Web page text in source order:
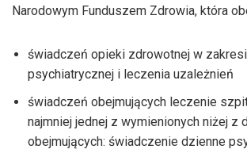
Narodowym Funduszem Zdrowia, która
świadczeń opieki zdrowotnej w
psychiatrycznej i leczenia uzależnień
świadczeń obejmujących leczenie
najmniej jednej z wymienionych niżej z
obejmujących: świadczenie dzienne